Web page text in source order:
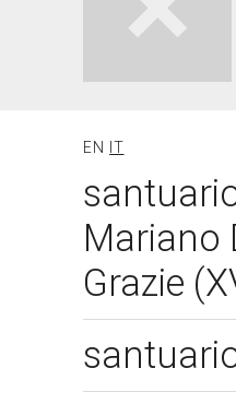
EN IT
Mariano
Grazie